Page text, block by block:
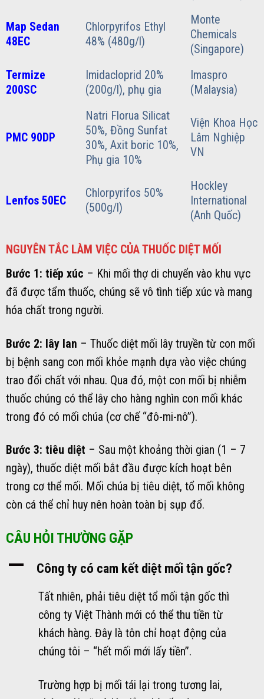
Map Sedan
48EC
Chlorpyrifos Ethyl
48% (480g/l)
Monte
Chemicals
(Singapore)
Termize
200SC
Imidacloprid 20%
(200g/l), phụ gia
Imaspro
(Malaysia)
PMC 90DP
Natri Florua Silicat
50%, Đồng Sunfat
30%, Axit boric 10%,
Phụ gia 10%
Viện Khoa Học
Lâm Nghiệp
VN
Lenfos 50EC
Chlorpyrifos 50%
(500g/l)
Hockley
International
(Anh Quốc)
NGUYÊN TẮC LÀM VIỆC CỦA THUỐC DIỆT MỐI
Bước 1: tiếp xúc – Khi mối thợ di chuyển vào khu vực
đã được tẩm thuốc, chúng sẽ vô tình tiếp xúc và mang
hóa chất trong người.
Bước 2: lây lan – Thuốc diệt mối lây truyền từ con mối
bị bệnh sang con mối khỏe mạnh dựa vào việc chúng
trao đổi chất với nhau. Qua đó, một con mối bị nhiễm
thuốc chúng có thể lây cho hàng nghìn con mối khác
trong đó có mối chúa (cơ chế “đô-mi-nô”).
Bước 3: tiêu diệt – Sau một khoảng thời gian (1 – 7
ngày), thuốc diệt mối bắt đầu được kích hoạt bên
trong cơ thể mối. Mối chúa bị tiêu diệt, tổ mối không
còn cá thể chỉ huy nên hoàn toàn bị sụp đổ.
CÂU HỎI THƯỜNG GẶP
A
Công ty có cam kết diệt mối tận gốc?
Tất nhiên, phải tiêu diệt tổ mối tận gốc thì
công ty Việt Thành mới có thể thu tiền từ
khách hàng. Đây là tôn chỉ hoạt động của
chúng tôi – “hết mối mới lấy tiền”.
Trường hợp bị mối tái lại trong tương lai,